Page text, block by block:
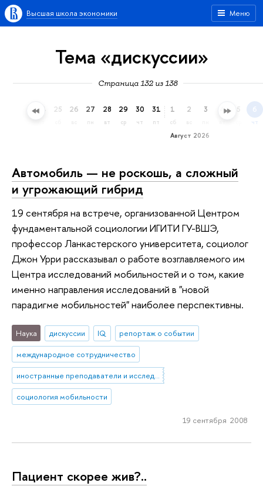
Меню
Высшая школа экономики
Тема «дискуссии»
Страница 132 из 138
24 25 26 27
пн
28
вт
29
ср
30
чт
31
пт
Август 2026
1
сб
2 3 4 5 6
чт
Автомобиль — не роскошь, а сложный
и угрожающий гибрид
19 сентября на встрече, организованной Центром
фундаментальной социологии ИГИТИ ГУ-ВШЭ,
профессор Ланкастерского университета, социолог
Джон Урри рассказывал о работе возглавляемого им
Центра исследований мобильностей и о том, какие
именно направления исследований в "новой
парадигме мобильностей" наиболее перспективны.
Наука дискуссии IQ
репортаж о событии
международное сотрудничество
иностранные преподаватели и исследователи
социология мобильности
19 сентября 2008
Пациент скорее жив?..